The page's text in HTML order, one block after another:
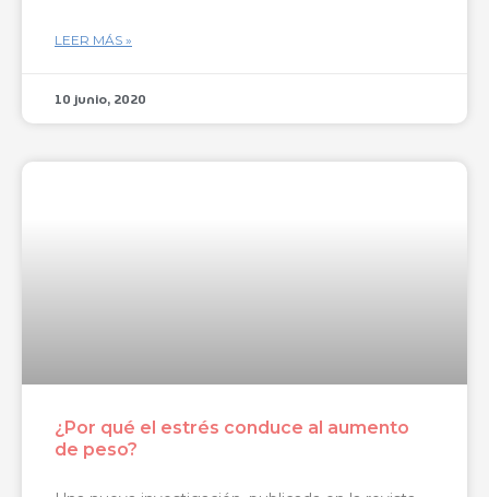
LEER MÁS »
10 junio, 2020
¿Por qué el estrés conduce al aumento
de peso?